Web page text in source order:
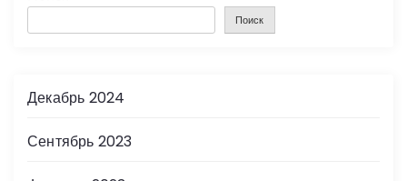
г
Поиск
Декабрь 2024
Сентябрь 2023